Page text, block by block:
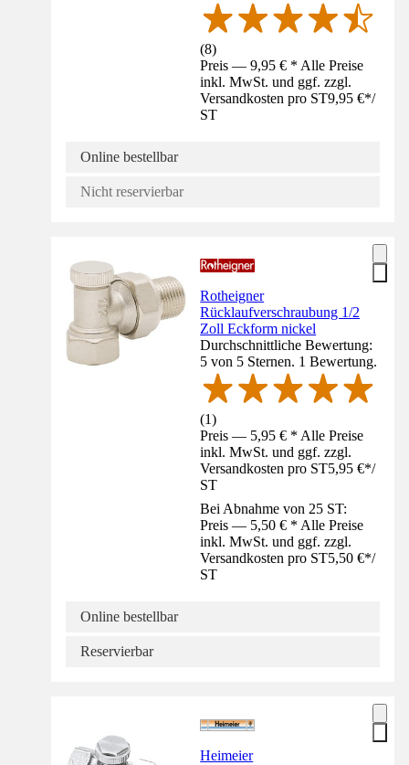
(8)
Preis — 9,95 € * Alle Preise
inkl. MwSt. und ggf. zzgl.
Versandkosten pro ST9,95 €*/
ST
Online bestellbar
Nicht reservierbar
Rotheigner
Rücklaufverschraubung 1/2
Zoll Eckform nickel
Durchschnittliche Bewertung:
5 von 5 Sternen. 1 Bewertung.
(1)
Preis — 5,95 € * Alle Preise
inkl. MwSt. und ggf. zzgl.
Versandkosten pro ST5,95 €*/
ST
Bei Abnahme von 25 ST:
Preis — 5,50 € * Alle Preise
inkl. MwSt. und ggf. zzgl.
Versandkosten pro ST5,50 €*/
ST
Online bestellbar
Reservierbar
Heimeier